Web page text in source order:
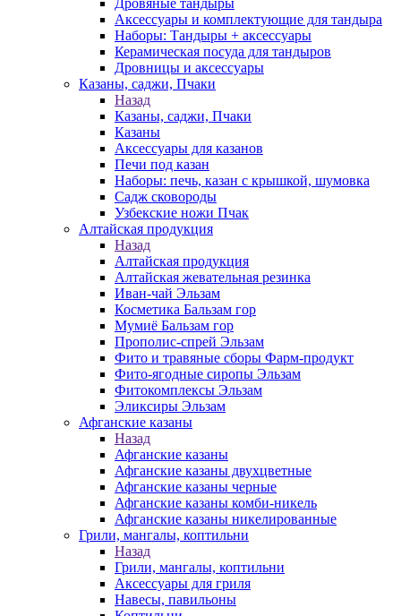
Дровяные тандыры
Аксессуары и комплектующие для тандыра
Наборы: Тандыры + аксессуары
Керамическая посуда для тандыров
Дровницы и аксессуары
Казаны, саджи, Пчаки
Назад
Казаны, саджи, Пчаки
Казаны
Аксессуары для казанов
Печи под казан
Наборы: печь, казан с крышкой, шумовка
Садж сковороды
Узбекские ножи Пчак
Алтайская продукция
Назад
Алтайская продукция
Алтайская жевательная резинка
Иван-чай Эльзам
Косметика Бальзам гор
Мумиё Бальзам гор
Прополис-спрей Эльзам
Фито и травяные сборы Фарм-продукт
Фито-ягодные сиропы Эльзам
Фитокомплексы Эльзам
Эликсиры Эльзам
Афганские казаны
Назад
Афганские казаны
Афганские казаны двухцветные
Афганские казаны черные
Афганские казаны комби-никель
Афганские казаны никелированные
Грили, мангалы, коптильни
Назад
Грили, мангалы, коптильни
Аксессуары для гриля
Навесы, павильоны